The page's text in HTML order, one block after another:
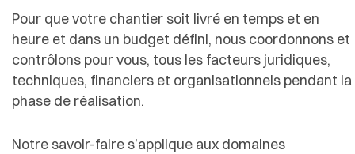
Pour que votre chantier soit livré en temps et en
heure et dans un budget défini, nous coordonnons et
contrôlons pour vous, tous les facteurs juridiques,
techniques, financiers et organisationnels pendant la
phase de réalisation.
Notre savoir-faire s’applique aux domaines